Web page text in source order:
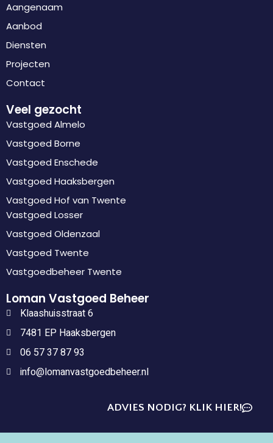
Aangenaam
Aanbod
Diensten
Projecten
Contact
Veel gezocht
Vastgoed Almelo
Vastgoed Borne
Vastgoed Enschede
Vastgoed Haaksbergen
Vastgoed Hof van Twente
Vastgoed Losser
Vastgoed Oldenzaal
Vastgoed Twente
Vastgoedbeheer Twente
Loman Vastgoed Beheer
Klaashuisstraat 6
7481 EP Haaksbergen
06 57 37 87 93
info@lomanvastgoedbeheer.nl
ADVIES NODIG? KLIK HIER!